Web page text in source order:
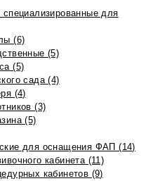
специализированные для
(6)
(5)
(5)
сада (4)
(4)
(3)
(5)
для оснащения ФАП (14)
кабинета (11)
кабинетов (9)